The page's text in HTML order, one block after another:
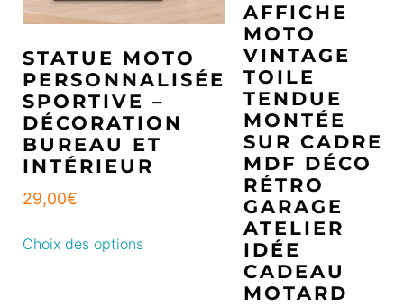
STATUE MOTO
PERSONNALISÉE
SPORTIVE –
DÉCORATION
BUREAU ET
INTÉRIEUR
29,00€
Choix des options
AFFICHE
MOTO
VINTAGE
TOILE
TENDUE
MONTÉE
SUR CADRE
MDF DÉCO
RÉTRO
GARAGE
ATELIER
IDÉE
CADEAU
MOTARD